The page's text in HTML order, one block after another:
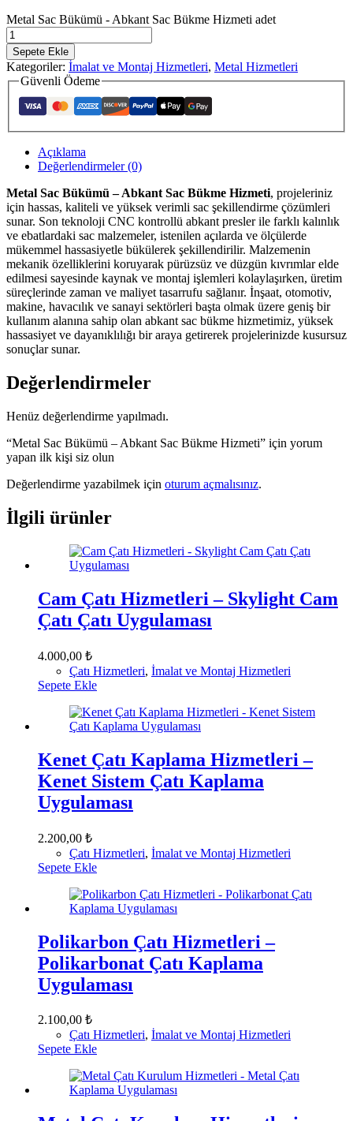
Metal Sac Bükümü - Abkant Sac Bükme Hizmeti adet
Sepete Ekle
Kategoriler: İmalat ve Montaj Hizmetleri, Metal Hizmetleri
Güvenli Ödeme
Açıklama
Değerlendirmeler (0)
Metal Sac Bükümü – Abkant Sac Bükme Hizmeti, projeleriniz
için hassas, kaliteli ve yüksek verimli sac şekillendirme çözümleri
sunar. Son teknoloji CNC kontrollü abkant presler ile farklı kalınlık
ve ebatlardaki sac malzemeler, istenilen açılarda ve ölçülerde
mükemmel hassasiyetle bükülerek şekillendirilir. Malzemenin
mekanik özelliklerini koruyarak pürüzsüz ve düzgün kıvrımlar elde
edilmesi sayesinde kaynak ve montaj işlemleri kolaylaşırken, üretim
süreçlerinde zaman ve maliyet tasarrufu sağlanır. İnşaat, otomotiv,
makine, havacılık ve sanayi sektörleri başta olmak üzere geniş bir
kullanım alanına sahip olan abkant sac bükme hizmetimiz, yüksek
hassasiyet ve dayanıklılığı bir araya getirerek projelerinizde kusursuz
sonuçlar sunar.
Değerlendirmeler
Henüz değerlendirme yapılmadı.
“Metal Sac Bükümü – Abkant Sac Bükme Hizmeti” için yorum
yapan ilk kişi siz olun
Değerlendirme yazabilmek için oturum açmalısınız.
İlgili ürünler
Cam Çatı Hizmetleri – Skylight Cam
Çatı Çatı Uygulaması
4.000,00 ₺
Çatı Hizmetleri, İmalat ve Montaj Hizmetleri
Sepete Ekle
Kenet Çatı Kaplama Hizmetleri –
Kenet Sistem Çatı Kaplama
Uygulaması
2.200,00 ₺
Çatı Hizmetleri, İmalat ve Montaj Hizmetleri
Sepete Ekle
Polikarbon Çatı Hizmetleri –
Polikarbonat Çatı Kaplama
Uygulaması
2.100,00 ₺
Çatı Hizmetleri, İmalat ve Montaj Hizmetleri
Sepete Ekle